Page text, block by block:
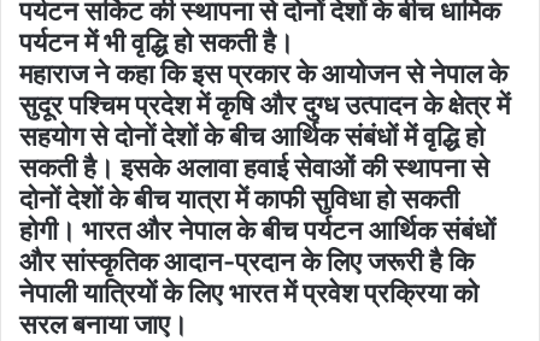
पर्यटन सर्किट की स्थापना से दोनों देशों के बीच धार्मिक
पर्यटन में भी वृद्धि हो सकती है।
महाराज ने कहा कि इस प्रकार के आयोजन से नेपाल के
सुदूर पश्चिम प्रदेश में कृषि और दुग्ध उत्पादन के क्षेत्र में
सहयोग से दोनों देशों के बीच आर्थिक संबंधों में वृद्धि हो
सकती है। इसके अलावा हवाई सेवाओं की स्थापना से
दोनों देशों के बीच यात्रा में काफी सुविधा हो सकती
होगी। भारत और नेपाल के बीच पर्यटन आर्थिक संबंधों
और सांस्कृतिक आदान-प्रदान के लिए जरूरी है कि
नेपाली यात्रियों के लिए भारत में प्रवेश प्रक्रिया को
सरल बनाया जाए।